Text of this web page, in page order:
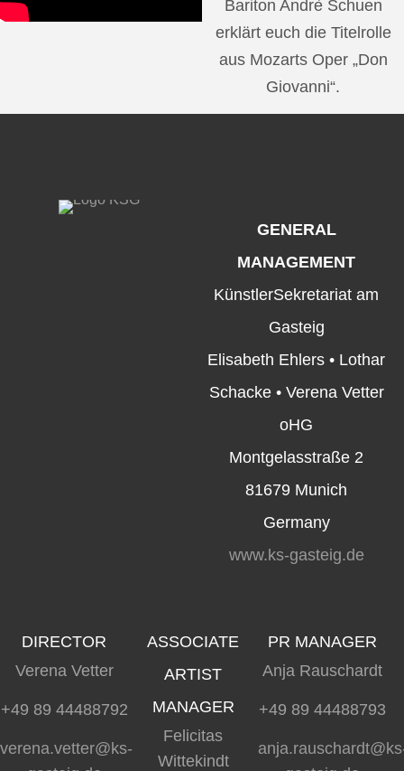
Bariton Andrè Schuen
erklärt euch die Titelrolle
aus Mozarts Oper „Don
Giovanni“.
GENERAL
MANAGEMENT
KünstlerSekretariat am
Gasteig
Elisabeth Ehlers • Lothar
Schacke • Verena Vetter
oHG
Montgelasstraße 2
81679 Munich
Germany
www.ks-gasteig.de
DIRECTOR
Verena Vetter
+49 89 44488792
verena.vetter@ks-
ASSOCIATE
ARTIST
MANAGER
Felicitas
Wittekindt
PR MANAGER
Anja Rauschardt
+49 89 44488793